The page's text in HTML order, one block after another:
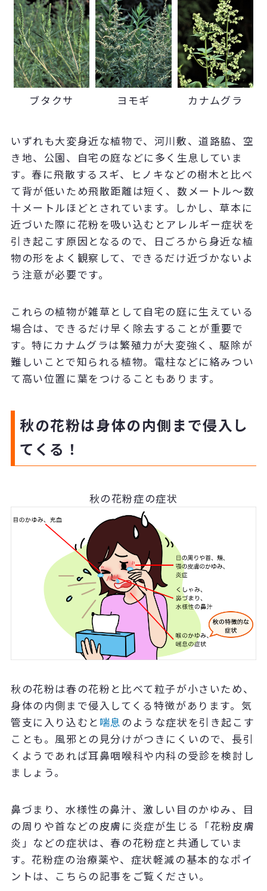
ブタクサ ヨモギ カナムグラ
いずれも大変身近な植物で、河川敷、道路脇、空
き地、公園、自宅の庭などに多く生息していま
す。春に飛散するスギ、ヒノキなどの樹木と比べ
て背が低いため飛散距離は短く、数メートル～数
十メートルほどとされています。しかし、草本に
近づいた際に花粉を吸い込むとアレルギー症状を
引き起こす原因となるので、日ごろから身近な植
物の形をよく観察して、できるだけ近づかないよ
う注意が必要です。
これらの植物が雑草として自宅の庭に生えている
場合は、できるだけ早く除去することが重要で
す。特にカナムグラは繁殖力が大変強く、駆除が
難しいことで知られる植物。電柱などに絡みつい
て高い位置に葉をつけることもあります。
秋の花粉は身体の内側まで侵入し
てくる！
秋の花粉症の症状
秋の花粉は春の花粉と比べて粒子が小さいため、
身体の内側まで侵入してくる特徴があります。気
管支に入り込むと 喘息のような症状を引き起こす
ことも。風邪との見分けがつきにくいので、長引
くようであれば耳鼻咽喉科や内科の受診を検討し
ましょう。
鼻づまり、水様性の鼻汁、激しい目のかゆみ、目
の周りや首などの皮膚に炎症が生じる「花粉皮膚
炎」などの症状は、春の花粉症と共通していま
す。花粉症の治療薬や、症状軽減の基本的なポイ
ントは、こちらの記事をご覧ください。